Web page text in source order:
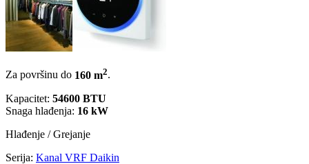
Za površinu do 160 m2.
Kapacitet: 54600 BTU
Snaga hlađenja: 16 kW
Hlađenje / Grejanje
Serija: Kanal VRF Daikin